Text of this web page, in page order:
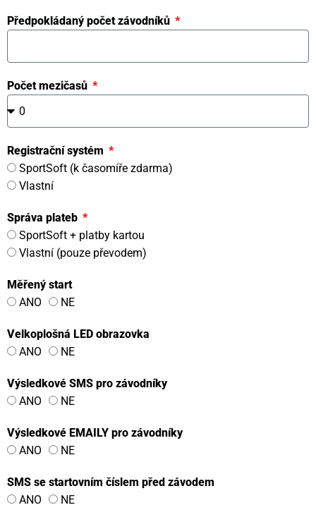
Předpokládaný počet závodníků
Počet mezičasů
Registrační systém
SportSoft (k časomíře zdarma)
Vlastní
Správa plateb
SportSoft + platby kartou
Vlastní (pouze převodem)
Měřený start
ANO
NE
Velkoplošná LED obrazovka
ANO
NE
Výsledkové SMS pro závodníky
ANO
NE
Výsledkové EMAILY pro závodníky
ANO
NE
SMS se startovním číslem před závodem
ANO
NE